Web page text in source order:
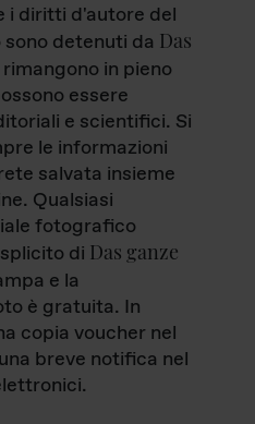
i diritti d'autore del
detenuti da Das
in pieno
essere
e scientifici. Si
le informazioni
salvata insieme
Qualsiasi
fotografico
di Das ganze
e la
è gratuita. In
copia voucher nel
breve notifica nel